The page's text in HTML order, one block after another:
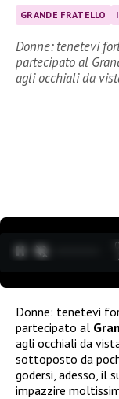
GRANDE FRATELLO
Donne: tenetevi
partecipato al
agli occhiali da
Donne: tenetevi
partecipato al
agli occhiali da
sottoposto da
godersi, adesso, il
impazzire